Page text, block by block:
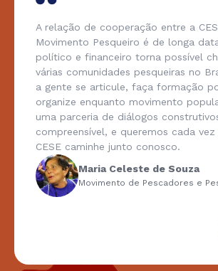
A relação de cooperação entre a
Movimento Pesqueiro é de longa
político e financeiro torna possível
várias comunidades pesqueiras no
a gente se articule, faça formação
organize enquanto movimento
uma parceria de diálogos
compreensível, e queremos cada vez
CESE caminhe junto conosco.
Maria Celeste de Souza
Movimento de Pescadores e